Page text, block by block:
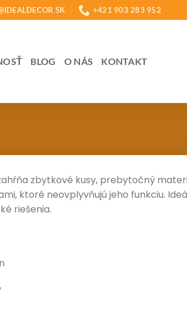
+421 903 283 952
BLOG O NÁS KONTAKT
zbytkové kusy, prebytočný
ktoré neovplyvňujú jeho funkciu.
riešenia.